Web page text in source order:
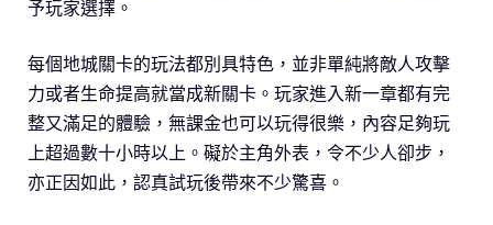
予玩家選擇。
每個地城關卡的玩法都別具特色，並非單純將敵人攻擊
力或者生命提高就當成新關卡。玩家進入新一章都有完
整又滿足的體驗，無課金也可以玩得很樂，內容足夠玩
上超過數十小時以上。礙於主角外表，令不少人卻步，
亦正因如此，認真試玩後帶來不少驚喜。